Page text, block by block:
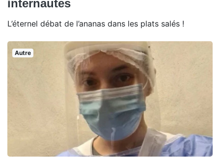
internautes
L’éternel débat de l’ananas dans les plats salés !
Autre